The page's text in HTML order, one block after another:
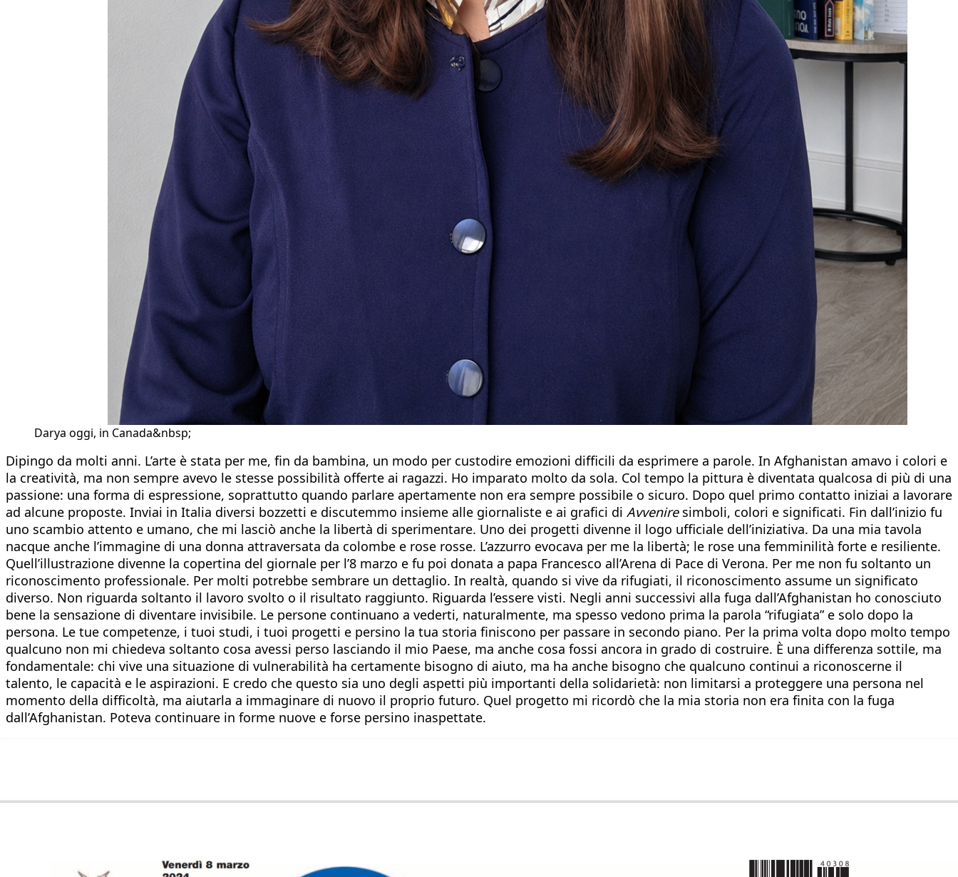
Darya oggi, in Canada&nbsp;
Dipingo da molti anni. L’arte è stata per me, fin da bambina, un modo per custodire emozioni difficili da esprimere a parole. In Afghanistan amavo i colori e
la creatività, ma non sempre avevo le stesse possibilità offerte ai ragazzi. Ho imparato molto da sola. Col tempo la pittura è diventata qualcosa di più di una
passione: una forma di espressione, soprattutto quando parlare apertamente non era sempre possibile o sicuro. Dopo quel primo contatto iniziai a lavorare
ad alcune proposte. Inviai in Italia diversi bozzetti e discutemmo insieme alle giornaliste e ai grafici di Avveniresimboli, colori e significati. Fin dall’inizio fu
uno scambio attento e umano, che mi lasciò anche la libertà di sperimentare. Uno dei progetti divenne il logo ufficiale dell’iniziativa. Da una mia tavola
nacque anche l’immagine di una donna attraversata da colombe e rose rosse. L’azzurro evocava per me la libertà; le rose una femminilità forte e resiliente.
Quell’illustrazione divenne la copertina del giornale per l’8 marzo e fu poi donata a papa Francesco all’Arena di Pace di Verona. Per me non fu soltanto un
riconoscimento professionale. Per molti potrebbe sembrare un dettaglio. In realtà, quando si vive da rifugiati, il riconoscimento assume un significato
diverso. Non riguarda soltanto il lavoro svolto o il risultato raggiunto. Riguarda l’essere visti. Negli anni successivi alla fuga dall’Afghanistan ho conosciuto
bene la sensazione di diventare invisibile. Le persone continuano a vederti, naturalmente, ma spesso vedono prima la parola “rifugiata” e solo dopo la
persona. Le tue competenze, i tuoi studi, i tuoi progetti e persino la tua storia finiscono per passare in secondo piano. Per la prima volta dopo molto tempo
qualcuno non mi chiedeva soltanto cosa avessi perso lasciando il mio Paese, ma anche cosa fossi ancora in grado di costruire. È una differenza sottile, ma
fondamentale: chi vive una situazione di vulnerabilità ha certamente bisogno di aiuto, ma ha anche bisogno che qualcuno continui a riconoscerne il
talento, le capacità e le aspirazioni. E credo che questo sia uno degli aspetti più importanti della solidarietà: non limitarsi a proteggere una persona nel
momento della difficoltà, ma aiutarla a immaginare di nuovo il proprio futuro. Quel progetto mi ricordò che la mia storia non era finita con la fuga
dall’Afghanistan. Poteva continuare in forme nuove e forse persino inaspettate.